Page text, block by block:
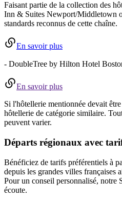
Faisant partie de la collection des
Inn & Suites Newport/Middletown
standards reconnus de cette chaîne.
En savoir plus
- DoubleTree by Hilton Hotel
En savoir plus
Si l'hôtellerie mentionnée devait
hôtellerie de catégorie similaire.
peuvent varier.
Départs régionaux avec
Bénéficiez de tarifs préférentiels à
depuis les grandes villes françaises
Pour un conseil personnalisé, notre
écoute.